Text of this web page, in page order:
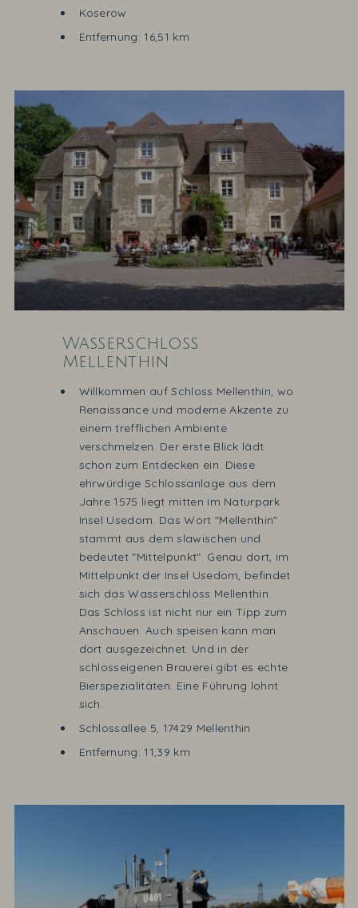
Koserow
Entfernung: 16,51 km
Wasserschloss
Mellenthin
Willkommen auf Schloss Mellenthin, wo
Renaissance und moderne Akzente zu
einem trefflichen Ambiente
verschmelzen. Der erste Blick lädt
schon zum Entdecken ein. Diese
ehrwürdige Schlossanlage aus dem
Jahre 1575 liegt mitten im Naturpark
Insel Usedom. Das Wort "Mellenthin"
stammt aus dem slawischen und
bedeutet "Mittelpunkt". Genau dort, im
Mittelpunkt der Insel Usedom, befindet
sich das Wasserschloss Mellenthin.
Das Schloss ist nicht nur ein Tipp zum
Anschauen. Auch speisen kann man
dort ausgezeichnet. Und in der
schlosseigenen Brauerei gibt es echte
Bierspezialitäten. Eine Führung lohnt
sich.
Schlossallee 5, 17429 Mellenthin
Entfernung: 11,39 km